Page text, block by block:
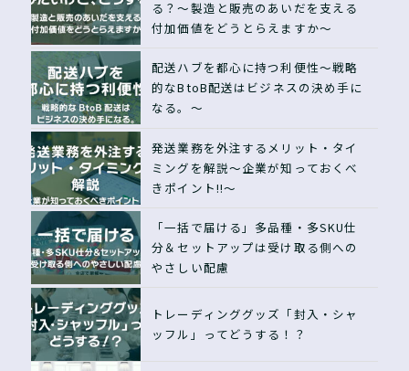
る？〜製造と販売のあいだを支える
付加価値をどうとらえますか〜
配送ハブを都心に持つ利便性〜戦略
的なBtoB配送はビジネスの決め手に
なる。〜
発送業務を外注するメリット・タイ
ミングを解説〜企業が知っておくべ
きポイント!!〜
「一括で届ける」多品種・多SKU仕
分＆セットアップは受け取る側への
やさしい配慮
トレーディンググッズ「封入・シャ
ッフル」ってどうする！？